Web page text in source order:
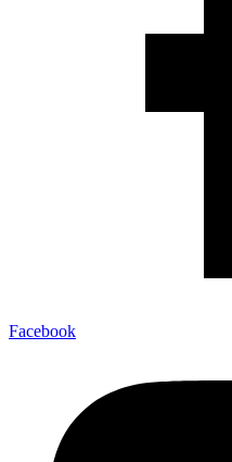
Facebook